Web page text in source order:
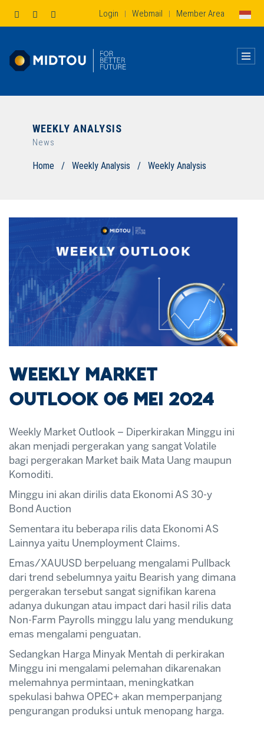
Login | Webmail | Member Area
WEEKLY ANALYSIS
News
Home / Weekly Analysis / Weekly Analysis
WEEKLY MARKET
OUTLOOK 06 MEI 2024
Weekly Market Outlook – Diperkirakan Minggu ini
akan menjadi pergerakan yang sangat Volatile
bagi pergerakan Market baik Mata Uang maupun
Komoditi.
Minggu ini akan dirilis data Ekonomi AS 30-y
Bond Auction
Sementara itu beberapa rilis data Ekonomi AS
Lainnya yaitu Unemployment Claims.
Emas/XAUUSD berpeluang mengalami Pullback
dari trend sebelumnya yaitu Bearish yang dimana
pergerakan tersebut sangat signifikan karena
adanya dukungan atau impact dari hasil rilis data
Non-Farm Payrolls minggu lalu yang mendukung
emas mengalami penguatan.
Sedangkan Harga Minyak Mentah di perkirakan
Minggu ini mengalami pelemahan dikarenakan
melemahnya permintaan, meningkatkan
spekulasi bahwa OPEC+ akan memperpanjang
pengurangan produksi untuk menopang harga.